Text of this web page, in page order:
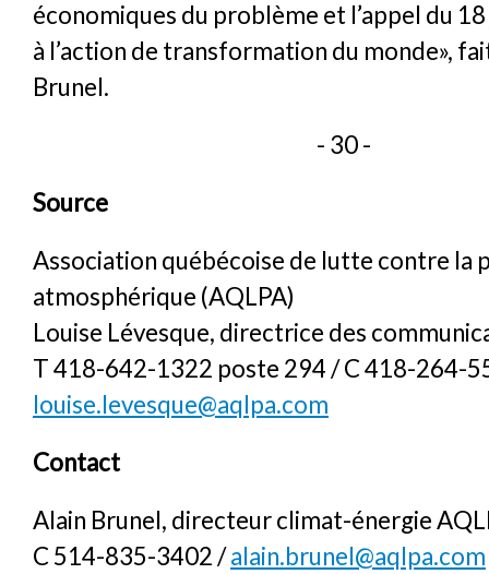
économiques du problème et l’appel du
à l’action de transformation du monde»,
Brunel.
- 30 -
Source
Association québécoise de lutte contre la
atmosphérique (AQLPA)
Louise Lévesque, directrice des
T 418-642-1322 poste 294 / C 418-264-
louise.levesque@aqlpa.com
Contact
Alain Brunel, directeur climat-énergie
C 514-835-3402 /alain.brunel@aqlpa.com